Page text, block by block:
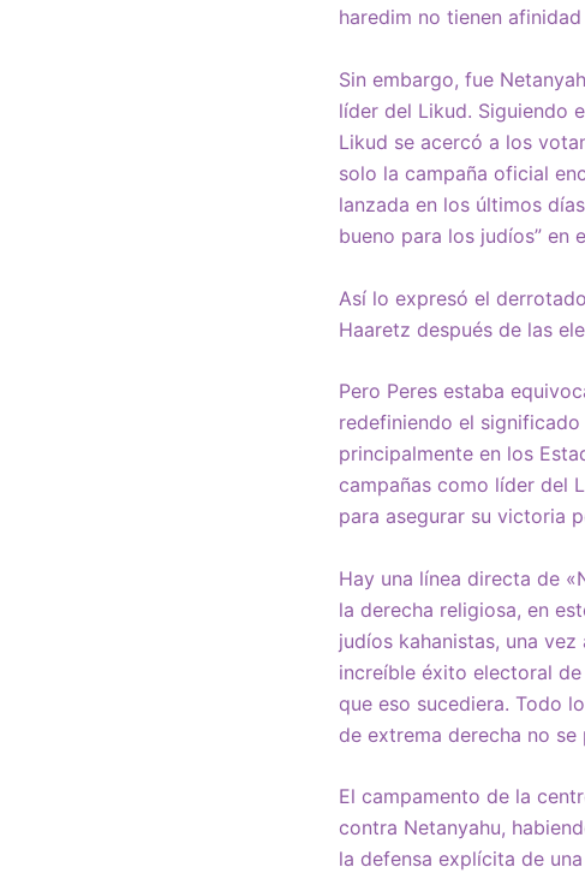
haredim no tienen
Sin embargo, fue
líder del Likud. Siguiendo
Likud se acercó a los
solo la campaña oficial
lanzada en los últimos
bueno para los judíos” en
Así lo expresó el
Haaretz después de las
Pero Peres estaba
redefiniendo el
principalmente en los
campañas como líder del
para asegurar su victoria
Hay una línea directa de
la derecha religiosa, en
judíos kahanistas, una
increíble éxito electoral
que eso sucediera. Todo
de extrema derecha no
El campamento de la
contra Netanyahu,
la defensa explícita de una